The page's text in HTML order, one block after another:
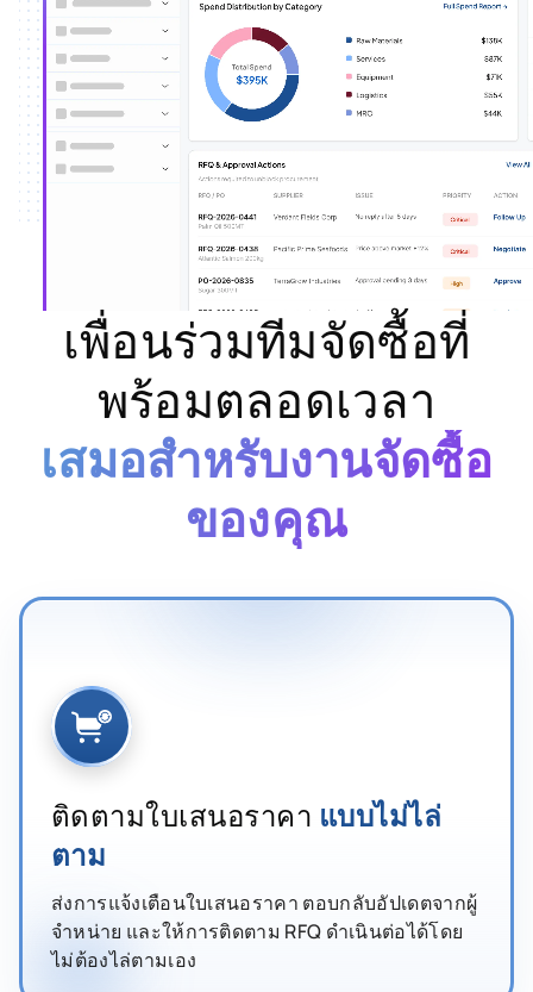
เพื่อนร่วมทีมจัดซื้อที่
พร้อมตลอดเวลา
เสมอสำหรับงานจัดซื้อ
ของคุณ
ติดตามใบเสนอราคา แบบไม่ไล่
ตาม
ส่งการแจ้งเตือนใบเสนอราคา ตอบกลับอัปเดตจากผู้
จำหน่าย และให้การติดตาม RFQ ดำเนินต่อได้โดย
ไม่ต้องไล่ตามเอง